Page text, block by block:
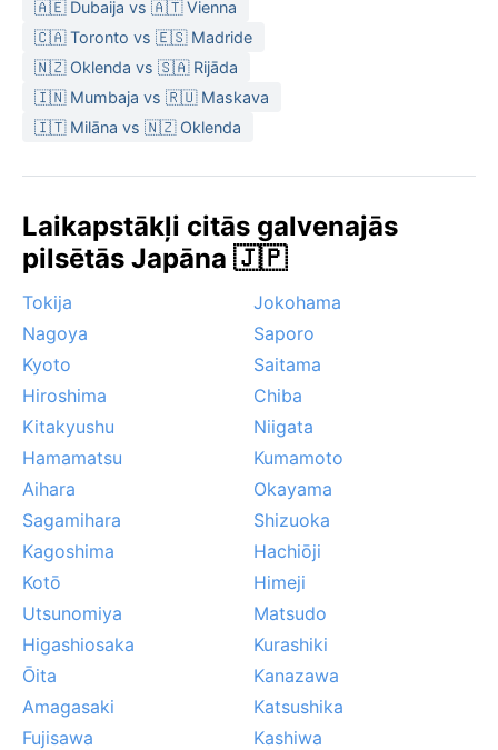
🇦🇪 Dubaija vs 🇦🇹 Vienna
🇨🇦 Toronto vs 🇪🇸 Madride
🇳🇿 Oklenda vs 🇸🇦 Rijāda
🇮🇳 Mumbaja vs 🇷🇺 Maskava
🇮🇹 Milāna vs 🇳🇿 Oklenda
Laikapstākļi citās galvenajās
pilsētās Japāna 🇯🇵
Tokija
Jokohama
Nagoya
Saporo
Kyoto
Saitama
Hiroshima
Chiba
Kitakyushu
Niigata
Hamamatsu
Kumamoto
Aihara
Okayama
Sagamihara
Shizuoka
Kagoshima
Hachiōji
Kotō
Himeji
Utsunomiya
Matsudo
Higashiosaka
Kurashiki
Ōita
Kanazawa
Amagasaki
Katsushika
Fujisawa
Kashiwa